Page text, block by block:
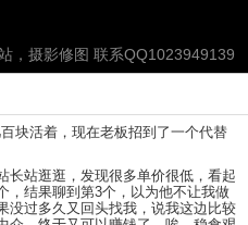
，摄影修图 联系QQ1023949139
块活着，现在老板招到了一个代替
长站逛逛，发现很多单价很低，看起
，结果聊到第3个，以为他不让我做
没过多久又回头找我，说我这边比较